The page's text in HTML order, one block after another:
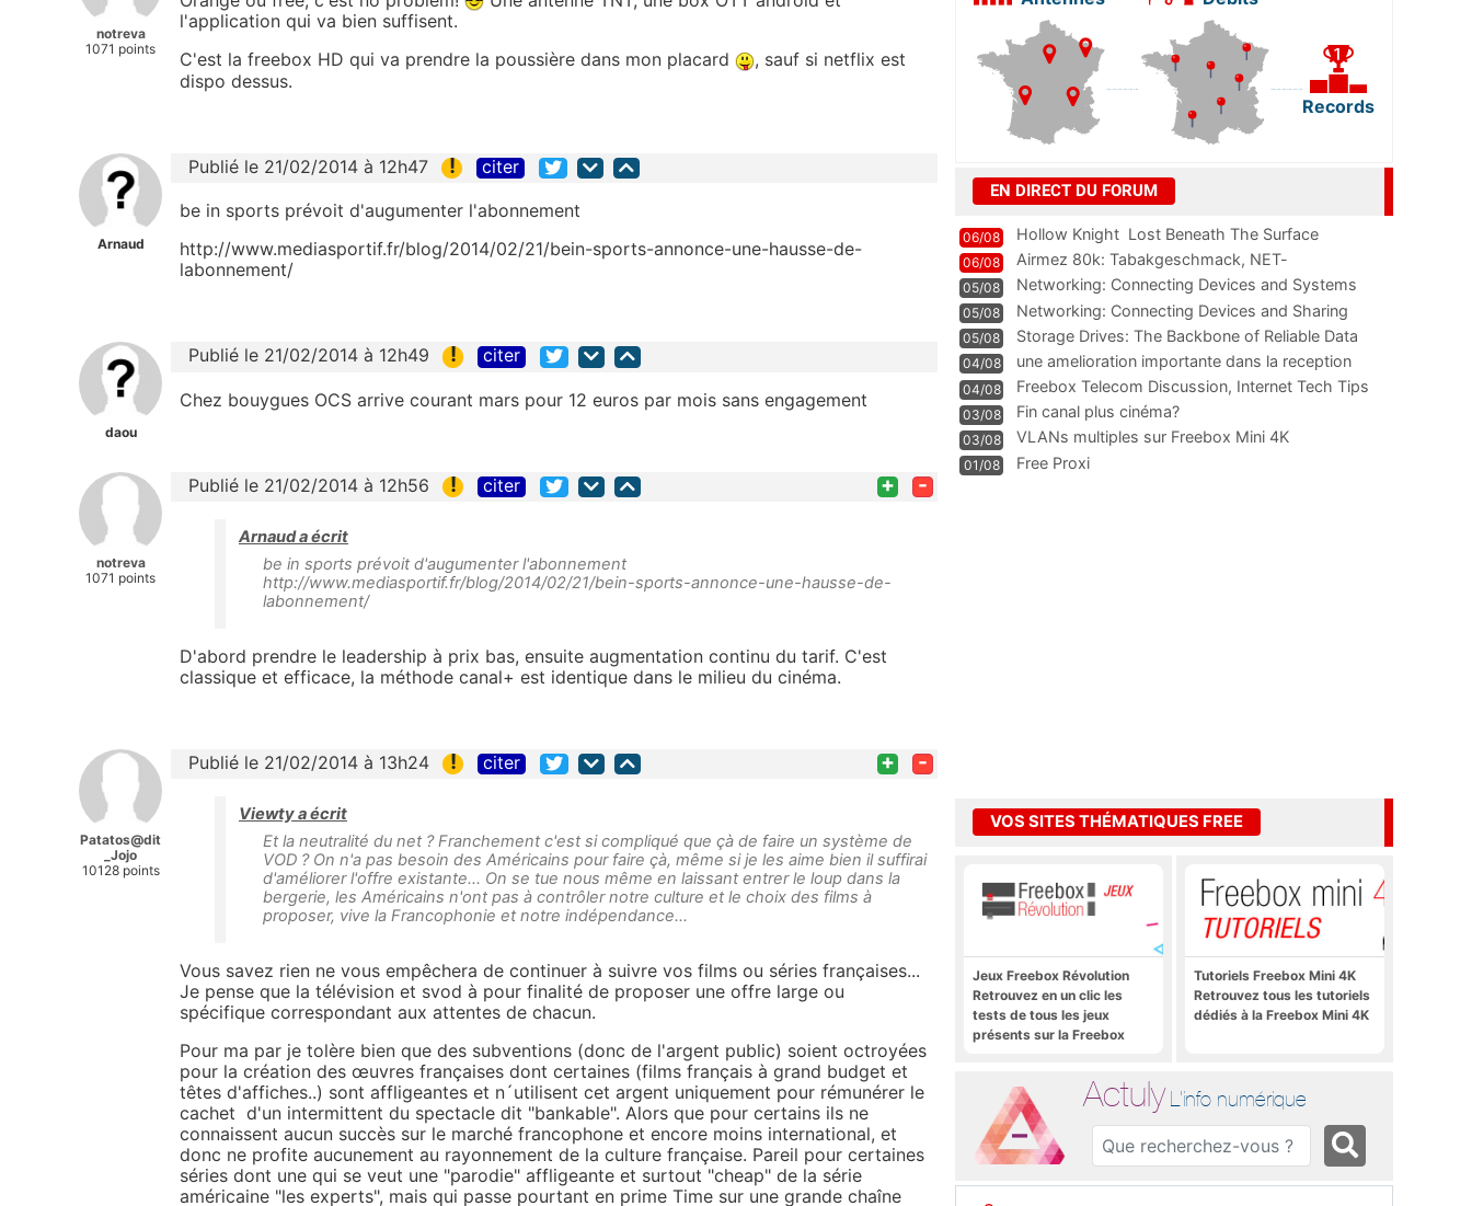
notreva
1071 points
l'application qui va bien suffisent.
C'est la freebox HD qui va prendre la poussière dans mon placard
, sauf si netflix est
dispo dessus.
Arnaud
Publié le 21/02/2014 à 12h47 ! citer
be in sports prévoit d'augumenter l'abonnement
http://www.mediasportif.fr/blog/2014/02/21/bein-sports-annonce-une-hausse-de-
labonnement/
daou
Publié le 21/02/2014 à 12h49 ! citer
Chez bouygues OCS arrive courant mars pour 12 euros par mois sans engagement
notreva
1071 points
Publié le 21/02/2014 à 12h56 ! citer + -
Arnaud a écrit
be in sports prévoit d'augumenter l'abonnement
http://www.mediasportif.fr/blog/2014/02/21/bein-sports-annonce-une-hausse-de-
labonnement/
D'abord prendre le leadership à prix bas, ensuite augmentation continu du tarif. C'est
classique et efficace, la méthode canal+ est identique dans le milieu du cinéma.
Patatos@dit
_Jojo
10128 points
Publié le 21/02/2014 à 13h24 ! citer + -
Viewty a écrit
Et la neutralité du net ? Franchement c'est si compliqué que çà de faire un système de
VOD ? On n'a pas besoin des Américains pour faire çà, même si je les aime bien il suffirai
d'améliorer l'offre existante... On se tue nous même en laissant entrer le loup dans la
bergerie, les Américains n'ont pas à contrôler notre culture et le choix des films à
proposer, vive la Francophonie et notre indépendance...
Vous savez rien ne vous empêchera de continuer à suivre vos films ou séries françaises...
Je pense que la télévision et svod à pour finalité de proposer une offre large ou
spécifique correspondant aux attentes de chacun.
Pour ma par je tolère bien que des subventions (donc de l'argent public) soient octroyées
pour la création des œuvres françaises dont certaines (films français à grand budget et
têtes d'affiches..) sont affligeantes et n´utilisent cet argent uniquement pour rémunérer le
cachet d'un intermittent du spectacle dit "bankable". Alors que pour certains ils ne
connaissent aucun succès sur le marché francophone et encore moins international, et
donc ne profite aucunement au rayonnement de la culture française. Pareil pour certaines
séries dont une qui se veut une "parodie" affligeante et surtout "cheap" de la série
américaine "les experts", mais qui passe pourtant en prime Time sur une grande chaîne
Records
EN DIRECT DU FORUM
06/08 Hollow Knight  Lost Beneath The Surface
06/08
Airmez 80k: Tabakgeschmack, NET-
Technologie und Leistung im
05/08 Networking: Connecting Devices and Systems
05/08
Networking: Connecting Devices and Sharing
Information
05/08
Storage Drives: The Backbone of Reliable Data
Management
04/08
une amelioration importante dans la reception
WIFI
04/08
Freebox Telecom Discussion, Internet Tech Tips
Communi
03/08 Fin canal plus cinéma?
03/08 VLANs multiples sur Freebox Mini 4K
01/08 Free Proxi
VOS SITES THÉMATIQUES FREE
Jeux Freebox Révolution
Retrouvez en un clic les
tests de tous les jeux
présents sur la Freebox
Tutoriels Freebox Mini 4K
Retrouvez tous les tutoriels
dédiés à la Freebox Mini 4K
Actuly L'info numérique